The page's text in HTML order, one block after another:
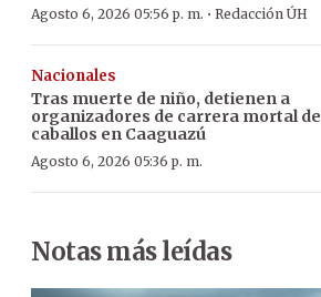
Agosto 6, 2026 05:56 p. m. · Redacción ÚH
Nacionales
Tras muerte de niño, detienen a
organizadores de carrera mortal de
caballos en Caaguazú
Agosto 6, 2026 05:36 p. m.
Notas más leídas